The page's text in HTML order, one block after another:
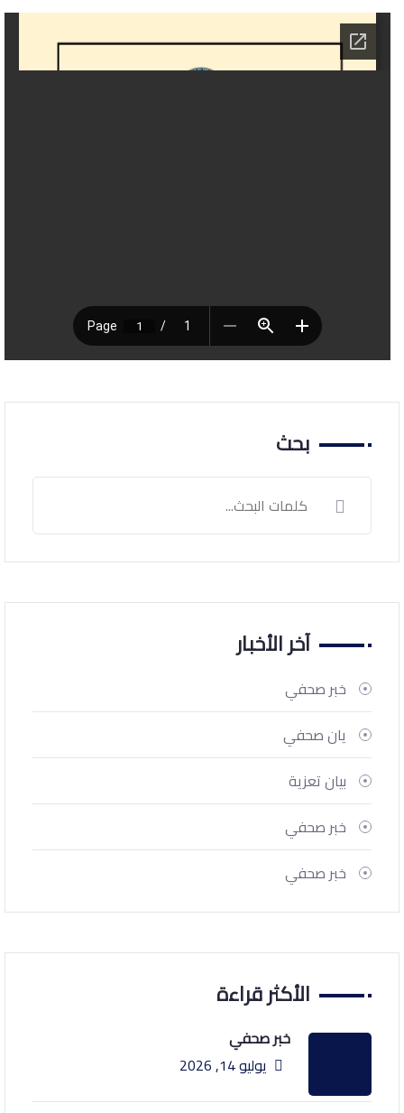
بحث
آخر الأخبار
خبر صحفي
يان صحفي
بيان تعزية
خبر صحفي
خبر صحفي
الأكثر قراءة
خبر صحفي
يوليو 14, 2026